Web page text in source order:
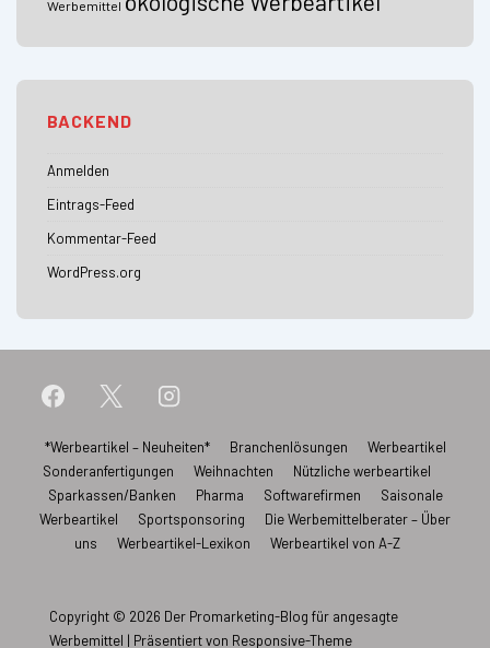
Werbemittel
BACKEND
Anmelden
Eintrags-Feed
Kommentar-Feed
WordPress.org
Footer-
Menü
*Werbeartikel – Neuheiten* Branchenlösungen
Werbeartikel
Sonderanfertigungen
Weihnachten
Nützliche werbeartikel
Sparkassen/Banken
Pharma Softwarefirmen
Saisonale
Werbeartikel
Sportsponsoring
Die Werbemittelberater – Über
uns
Werbeartikel-Lexikon Werbeartikel von A-Z
Copyright © 2026 Der Promarketing-Blog für angesagte
Werbemittel | Präsentiert von Responsive-Theme